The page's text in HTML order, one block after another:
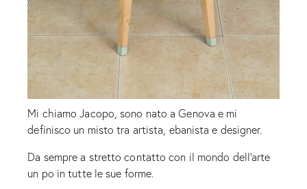
Mi chiamo Jacopo, sono nato a Genova e mi
definisco un misto tra artista, ebanista e designer.
Da sempre a stretto contatto con il mondo dell’arte
un po in tutte le sue forme.